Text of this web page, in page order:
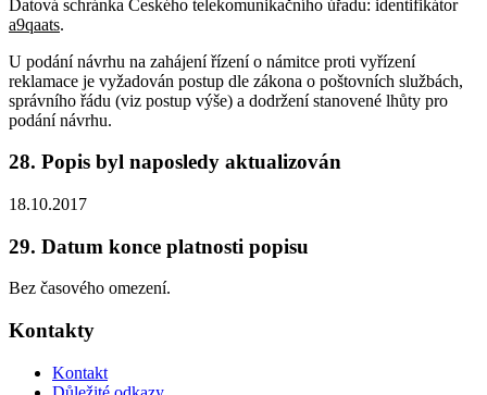
Datová schránka Českého telekomunikačního úřadu: identifikátor
a9qaats.
U podání návrhu na zahájení řízení o námitce proti vyřízení
reklamace je vyžadován postup dle zákona o poštovních službách,
správního řádu (viz postup výše) a dodržení stanovené lhůty pro
podání návrhu.
28. Popis byl naposledy aktualizován
18.10.2017
29. Datum konce platnosti popisu
Bez časového omezení.
Kontakty
Kontakt